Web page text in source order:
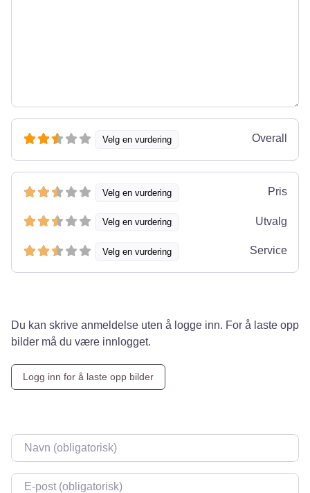
Velg en vurdering Overall
Velg en vurdering Pris
Velg en vurdering Utvalg
Velg en vurdering Service
Du kan skrive anmeldelse uten å logge inn. For å laste opp
bilder må du være innlogget.
Logg inn for å laste opp bilder
Navn
E-post